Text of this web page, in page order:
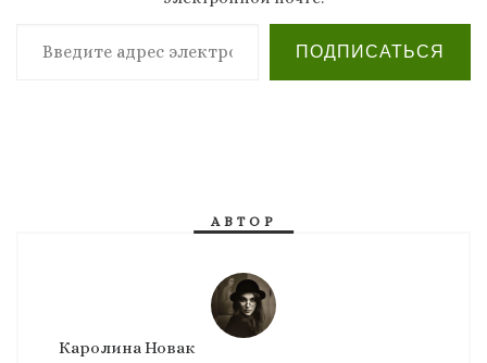
Введите адрес электронной почты…
ПОДПИСАТЬСЯ
АВТОР
Каролина Новак